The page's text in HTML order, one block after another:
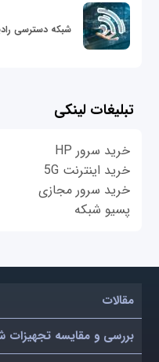
شبکه دسترسی
تبلیغات لینکی
خرید سرور HP
خرید اینترنت 5G
خرید سرور مجازی
پسیو شبکه
مقالات
بررسی و مقایسه تجهیزات